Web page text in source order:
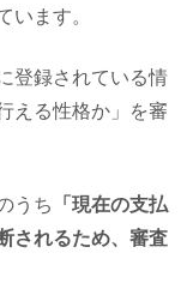
います。
登録されている情
える性格か」を審
うち
「現在の支払
されるため、審査